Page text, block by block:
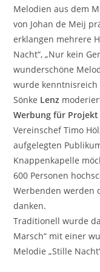
Melodien aus dem
von Johan de Meij
erklangen mehrere
Nacht“, „Nur kein
wunderschöne
wurde
Sönke Lenz
Werbung für Projekt
Vereinschef Timo
aufgelegten
Knappenkapelle
600 Personen
Werbenden werden
danken.
Traditionell wurde
Marsch“ mit einer
Melodie „Stille